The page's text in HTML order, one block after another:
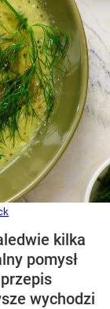
kilka
pomysł
wychodzi